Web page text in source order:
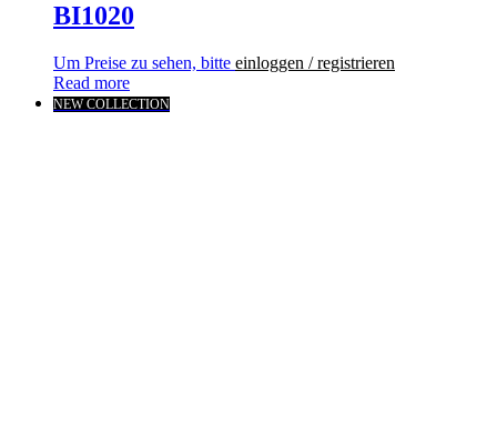
BI1020
Um Preise zu sehen, bitte einloggen / registrieren
Read more
NEW COLLECTION